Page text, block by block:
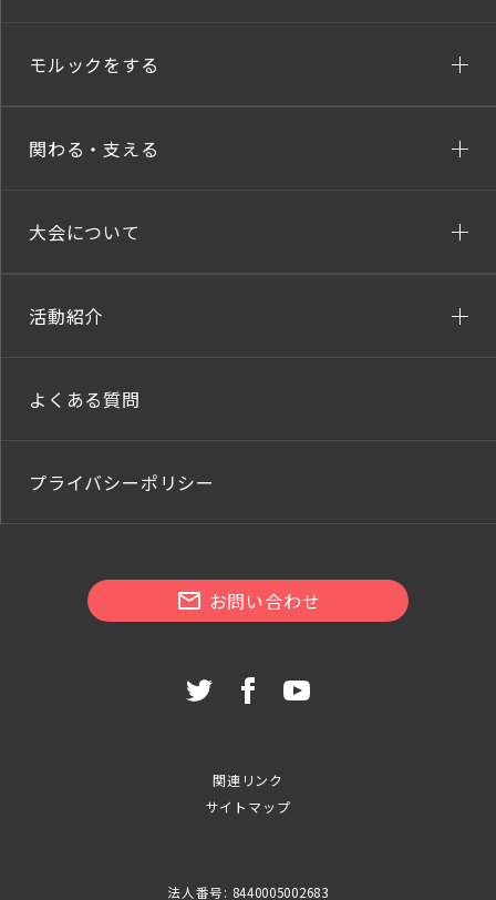
モルックをする
関わる・支える
大会について
活動紹介
よくある質問
プライバシーポリシー
お問い合わせ
関連リンク
サイトマップ
法人番号: 8440005002683